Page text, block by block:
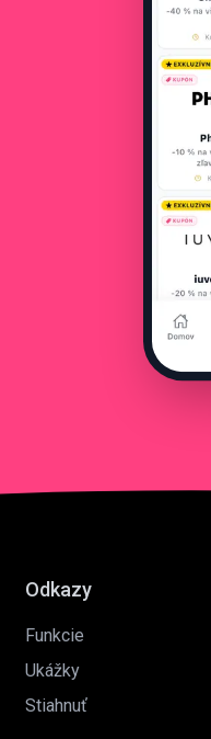
Odkazy
Funkcie
Ukážky
Stiahnuť